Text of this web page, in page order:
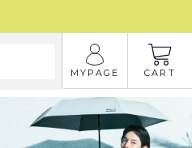
MYPAGE CART